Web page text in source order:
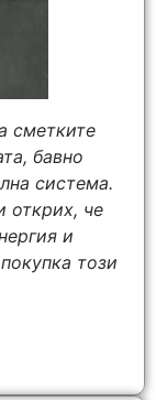
сметките
бавно
система.
открих, че
и
този